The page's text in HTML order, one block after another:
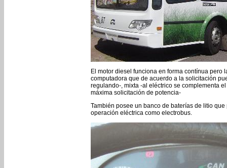
El motor diesel funciona en forma contínua pero
computadora que de acuerdo a la solicitación
regulando-, mixta -al eléctrico se complementa
máxima solicitación de potencia-
También posee un banco de baterías de litio
operación eléctrica como electrobus.